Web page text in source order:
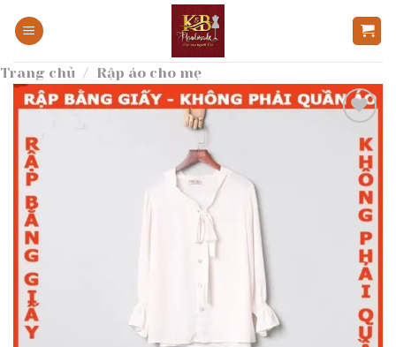
qua
dung
Trang chủ / Rập áo cho mẹ
Add to
wishlist